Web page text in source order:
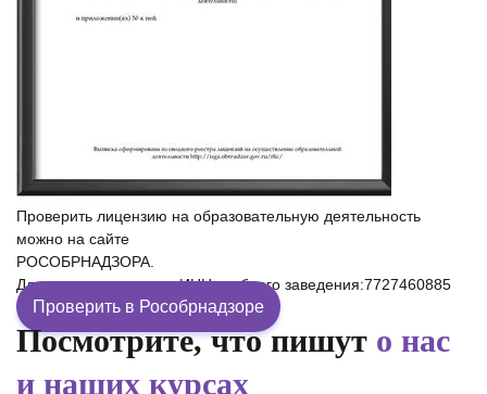
Проверить лицензию на образовательную деятельность
можно на сайте
РОСОБРНАДЗОРА.
Для проверки введите ИНН учебного заведения:7727460885
Проверить в Рособрнадзоре
Посмотрите, что пишут о нас
и наших курсах